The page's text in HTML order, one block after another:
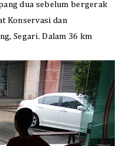
dua sebelum bergerak
Konservasi dan
Segari. Dalam 36 km